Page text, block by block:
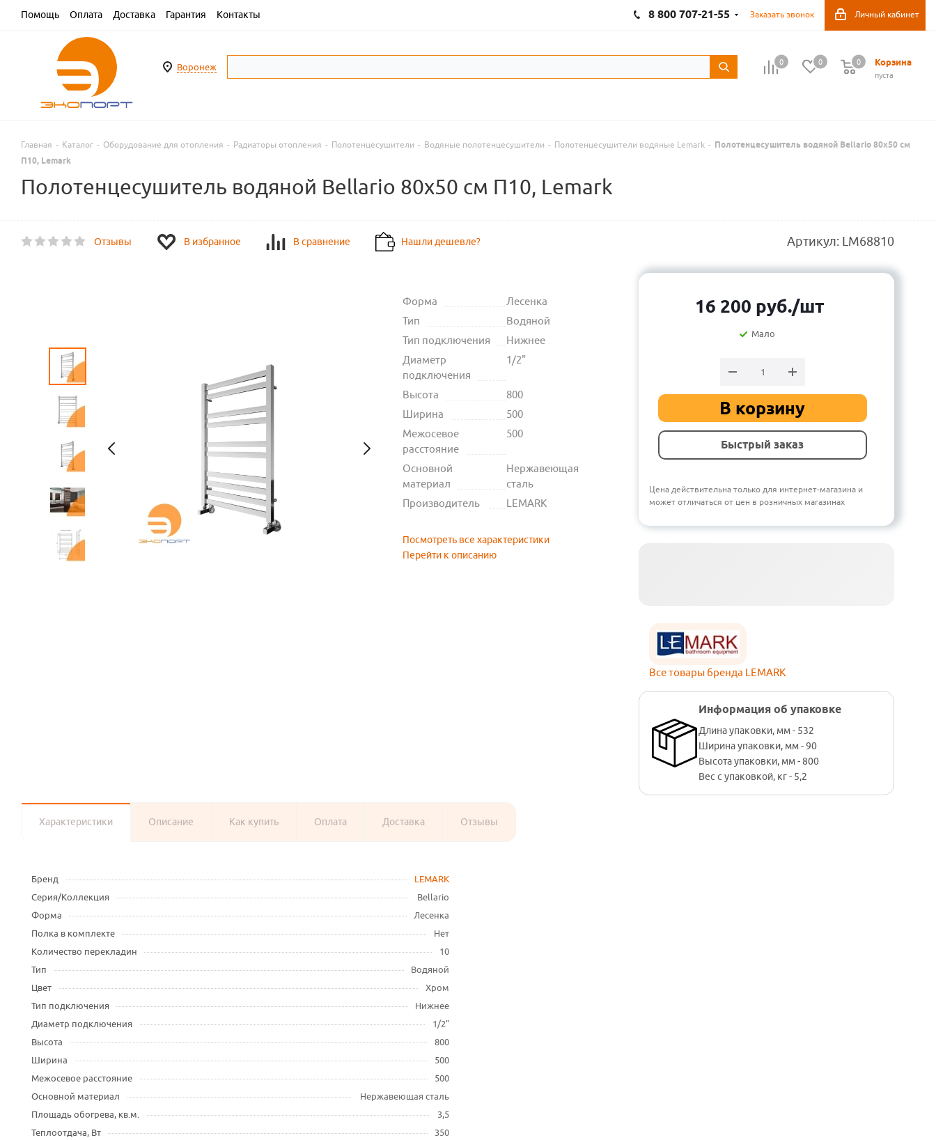
Помощь Оплата Доставка Гарантия Контакты Личный кабинет
8 800 707-21-55 Заказать звонок
Воронеж 0 0 Корзина
пуста
0
Главная - Каталог - Оборудование для отопления - Радиаторы отопления - Полотенцесушители - Водяные полотенцесушители - Полотенцесушители водяные Lemark - Полотенцесушитель водяной Bellario 80x50 см
П10, Lemark
Полотенцесушитель водяной Bellario 80x50 см П10, Lemark
Отзывы В избранное В сравнение Нашли дешевле? Артикул: LM68810
Форма
Лесенка
Тип
Водяной
Тип подключения
Нижнее
Диаметр
подключения
1/2"
Высота
800
Ширина
500
Межосевое
расстояние
500
Основной
материал
Нержавеющая
сталь
Производитель
LEMARK
Посмотреть все характеристики
Перейти к описанию
16 200 руб./шт
Мало
В корзину
Быстрый заказ
Цена действительна только для интернет-магазина и
может отличаться от цен в розничных магазинах
Все товары бренда LEMARK
Информация об упаковке
Длина упаковки, мм - 532
Ширина упаковки, мм - 90
Высота упаковки, мм - 800
Вес с упаковкой, кг - 5,2
Характеристики Описание Как купить Оплата Доставка Отзывы
Бренд
LEMARK
Серия/Коллекция
Bellario
Форма
Лесенка
Полка в комплекте
Нет
Количество перекладин
10
Тип
Водяной
Цвет
Хром
Тип подключения
Нижнее
Диаметр подключения
1/2"
Высота
800
Ширина
500
Межосевое расстояние
500
Основной материал
Нержавеющая сталь
Площадь обогрева, кв.м.
3,5
Теплоотдача, Вт
350